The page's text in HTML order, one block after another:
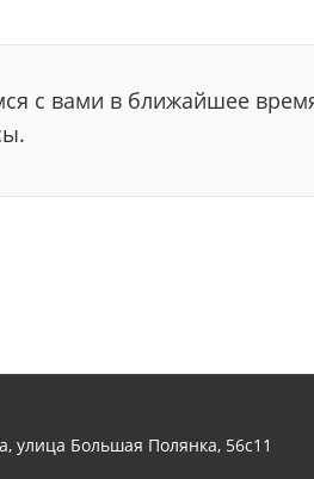
с вами в ближайшее
улица Большая Полянка, 56с11